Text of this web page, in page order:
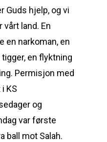
Guds hjelp, og vi
land. En
en narkoman, en
en flyktning
Permisjon med
KS
og
var første
ball mot Salah.